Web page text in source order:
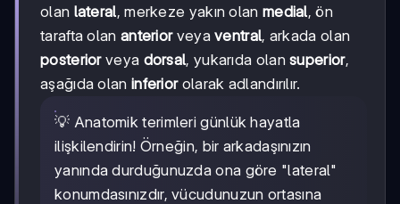
olan lateral, merkeze yakın olan medial, ön
tarafta olan anteriorveyaventral, arkada olan
posteriorveya dorsal, yukarıda olansuperior,
aşağıda olan inferiorolarak adlandırılır.
💡 Anatomik terimleri günlük hayatla
ilişkilendirin! Örneğin, bir arkadaşınızın
yanında durduğunuzda ona göre "lateral"
konumdasınızdır, vücudunuzun ortasına